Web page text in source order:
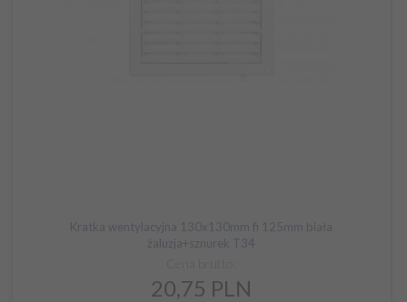
Kratka wentylacyjna 130x130mm fi 125mm biała
żaluzja+sznurek T34
20,75 PLN